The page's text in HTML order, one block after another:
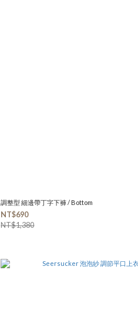
調整型 細邊帶丁字下褲 / Bottom
NT$690
NT$1,380